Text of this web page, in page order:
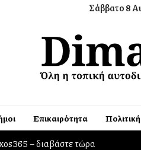
Σάββατο 8
Επικαιρότητα Πολιτική
και ισχυρά